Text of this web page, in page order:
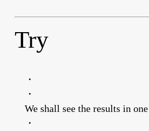
Try
・
・
We shall see the results in
・